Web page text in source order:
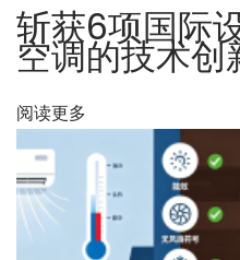
系
统
的
无
感
智
慧
调
斩获6项国际
空调的技术创
阅读更多